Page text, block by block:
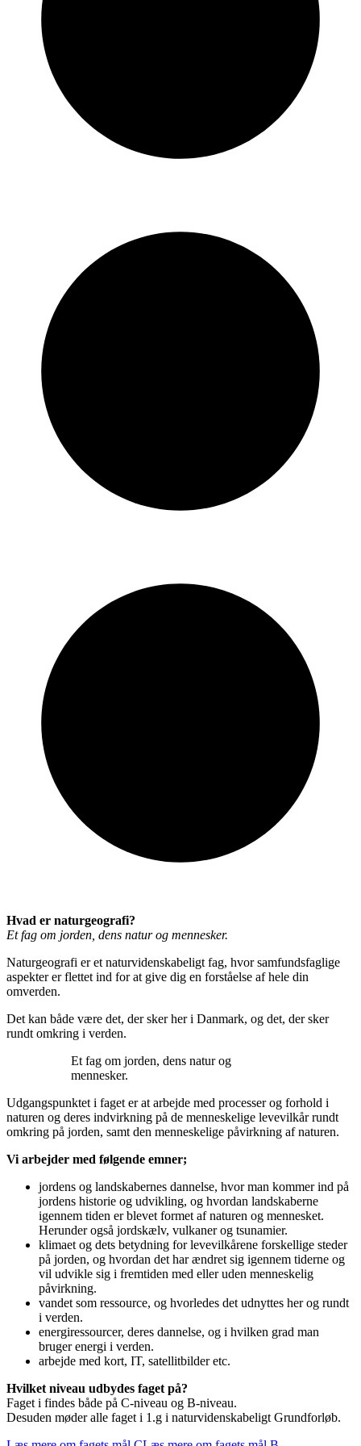
Hvad er naturgeografi?
Et fag om jorden, dens natur og mennesker.
Naturgeografi er et naturvidenskabeligt fag, hvor samfundsfaglige
aspekter er flettet ind for at give dig en forståelse af hele din
omverden.
Det kan både være det, der sker her i Danmark, og det, der sker
rundt omkring i verden.
Et fag om jorden, dens natur og
mennesker.
Udgangspunktet i faget er at arbejde med processer og forhold i
naturen og deres indvirkning på de menneskelige levevilkår rundt
omkring på jorden, samt den menneskelige påvirkning af naturen.
Vi arbejder med følgende emner;
jordens og landskabernes dannelse, hvor man kommer ind på
jordens historie og udvikling, og hvordan landskaberne
igennem tiden er blevet formet af naturen og mennesket.
Herunder også jordskælv, vulkaner og tsunamier.
klimaet og dets betydning for levevilkårene forskellige steder
på jorden, og hvordan det har ændret sig igennem tiderne og
vil udvikle sig i fremtiden med eller uden menneskelig
påvirkning.
vandet som ressource, og hvorledes det udnyttes her og rundt
i verden.
energiressourcer, deres dannelse, og i hvilken grad man
bruger energi i verden.
arbejde med kort, IT, satellitbilder etc.
Hvilket niveau udbydes faget på?
Faget i findes både på C-niveau og B-niveau.
Desuden møder alle faget i 1.g i naturvidenskabeligt Grundforløb.